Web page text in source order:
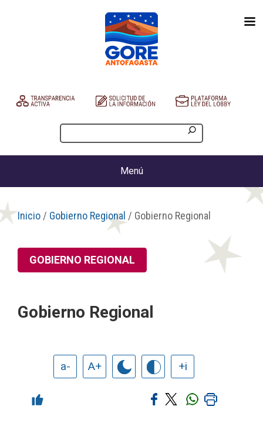
Menú
Inicio / Gobierno Regional / Gobierno Regional
GOBIERNO REGIONAL
Gobierno Regional
a- A+ +i